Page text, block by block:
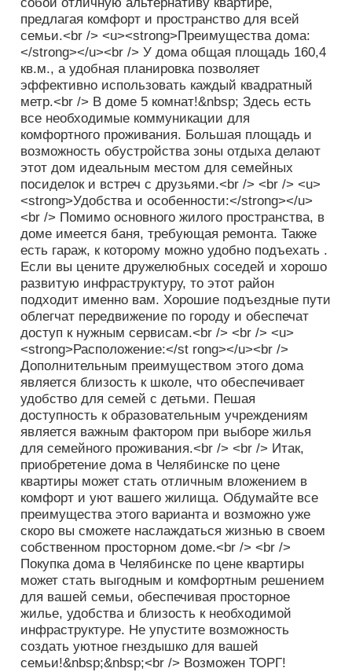
предлагая комфорт и пространство для всей
семьи.<br /> <u><strong>Преимущества дома:
</strong></u><br /> У дома общая площадь 160,4
кв.м., а удобная планировка позволяет
эффективно использовать каждый квадратный
метр.<br /> В доме 5 комнат!&nbsp; Здесь есть
все необходимые коммуникации для
комфортного проживания. Большая площадь и
возможность обустройства зоны отдыха делают
этот дом идеальным местом для семейных
посиделок и встреч с друзьями.<br /> <br /> <u>
<strong>Удобства и особенности:</strong></u>
<br /> Помимо основного жилого пространства, в
доме имеется баня, требующая ремонта. Также
есть гараж, к которому можно удобно подъехать .
Если вы цените дружелюбных соседей и хорошо
развитую инфраструктуру, то этот район
подходит именно вам. Хорошие подъездные пути
облегчат передвижение по городу и обеспечат
доступ к нужным сервисам.<br /> <br /> <u>
<strong>Расположение:</st rong></u><br />
Дополнительным преимуществом этого дома
является близость к школе, что обеспечивает
удобство для семей с детьми. Пешая
доступность к образовательным учреждениям
является важным фактором при выборе жилья
для семейного проживания.<br /> <br /> Итак,
приобретение дома в Челябинске по цене
квартиры может стать отличным вложением в
комфорт и уют вашего жилища. Обдумайте все
преимущества этого варианта и возможно уже
скоро вы сможете наслаждаться жизнью в своем
собственном просторном доме.<br /> <br />
Покупка дома в Челябинске по цене квартиры
может стать выгодным и комфортным решением
для вашей семьи, обеспечивая просторное
жилье, удобства и близость к необходимой
инфраструктуре. Не упустите возможность
создать уютное гнездышко для вашей
семьи!&nbsp;&nbsp;<br /> Возможен ТОРГ!